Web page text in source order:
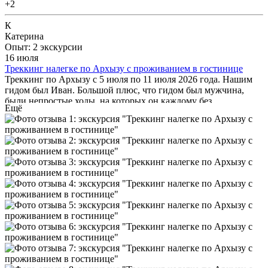
+2
К
Катерина
Опыт: 2 экскурсии
16 июля
Треккинг налегке по Архызу с проживанием в гостинице
Треккинг по Архызу с 5 июля по 11 июля 2026 года. Нашим
гидом был Иван. Большой плюс, что гидом был мужчина,
были непростые ходы, на которых он каждому без
исключения помогал пройти. Без помощи многие не смогли
бы оказаться в столь прекрасных местах. Изначально искала
простой тур с подъёмами в гору; на деле первые два дня
оказались для меня сложными, тем не менее, самыми
увлекательными и запоминающимися. С небольшим опытом
предыдущего трекинга на гору на острове Чеджу,
восхождение по Кавказским хребтам я бы оценила как
средний уровень сложности: важно иметь хорошую
физическую подготовку, удобную треккинговую обувь.
Дополнительно я бы добавила специальные накладки по
хождению по снежным участкам (для личной уверенности и
безопасности). Для прохождения по бродам добавила бы
специальную обувь для рыбалки (это по отзывам других
участников, лично для меня такой атрибут не потребовался).
Отдельно хочу поблагодарить владелицу дома Незабудка, за
Ещё